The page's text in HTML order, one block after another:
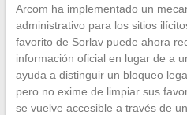
Arcom ha implementado un
administrativo para los sitios
favorito de Sorlav puede ahora
información oficial en lugar de a
ayuda a distinguir un bloqueo
pero no exime de limpiar sus
se vuelve accesible a través de